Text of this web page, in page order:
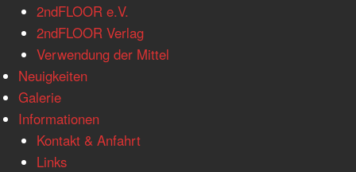
2ndFLOOR e.V.
2ndFLOOR Verlag
Verwendung der Mittel
Neuigkeiten
Galerie
Informationen
Kontakt & Anfahrt
Links